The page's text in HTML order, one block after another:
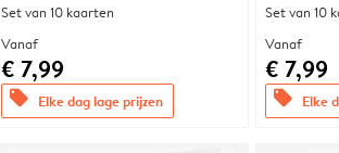
Set van 10 kaarten
Vanaf
€ 7,99
offers Elke dag lage prijzen
Set van 10
Vanaf
€ 7,99
offers Elke